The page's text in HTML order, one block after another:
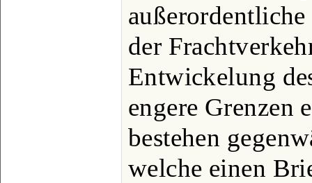
der
Entwickelung
engere Grenzen
bestehen
welche einen